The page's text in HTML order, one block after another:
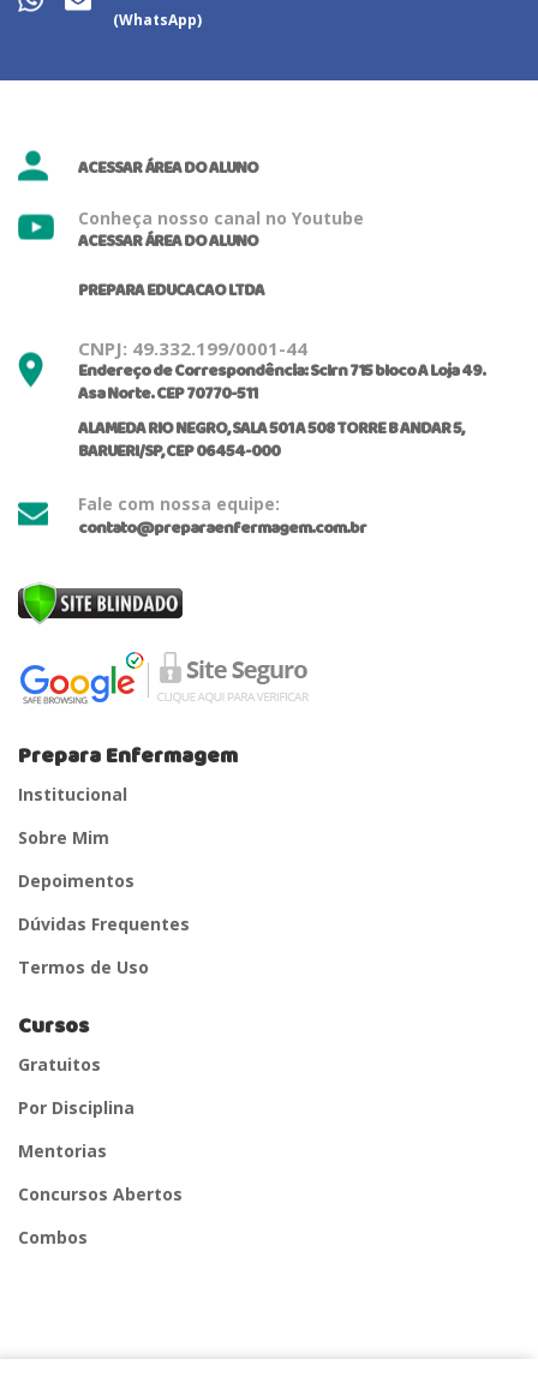
(WhatsApp)
ACESSAR ÁREA DO ALUNO
Conheça nosso canal no Youtube
ACESSAR ÁREA DO ALUNO
PREPARA EDUCACAO LTDA
CNPJ: 49.332.199/0001-44
Endereço de Correspondência: Sclrn 715 bloco A Loja 49.
Asa Norte. CEP 70770-511
ALAMEDA RIO NEGRO, SALA 501 A 508 TORRE B ANDAR 5,
BARUERI/SP, CEP 06454-000
Fale com nossa equipe:
contato@preparaenfermagem.com.br
Prepara Enfermagem
Institucional
Sobre Mim
Depoimentos
Dúvidas Frequentes
Termos de Uso
Cursos
Gratuitos
Por Disciplina
Mentorias
Concursos Abertos
Combos